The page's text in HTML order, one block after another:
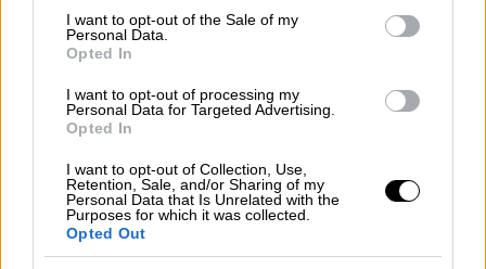
consent section.
I want to opt-out of the Sale of my
Personal Data.
Opted In
I want to opt-out of processing my
Personal Data for Targeted Advertising.
Opted In
I want to opt-out of Collection, Use,
Retention, Sale, and/or Sharing of my
Personal Data that Is Unrelated with the
Purposes for which it was collected.
Opted Out
Κόσμος|05.08.2025 22:58
Γυναίκα στο Λος Άντζελες έλαβε
λογαριασμό στάθμευσης 8.000 δολαρίων
για… 45 λεπτά στο νοσοκομείο